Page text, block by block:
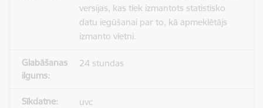
versijas, kas tiek izmantots statistisko
datu iegūšanai par to, kā apmeklētājs
izmanto vietni.
24 stundas
uvc